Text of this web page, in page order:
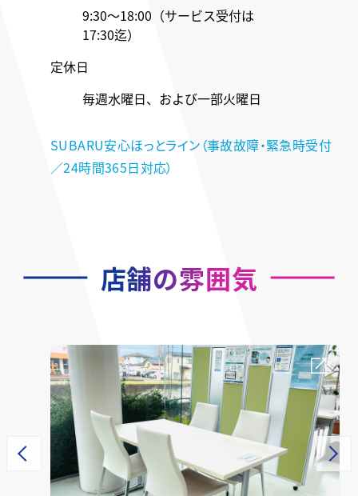
9:30～18:00（サービス受付は
17:30迄）
定休日
毎週水曜日、および一部火曜日
SUBARU安心ほっとライン（事故故障・緊急時受付
／24時間365日対応）
店舗の雰囲気